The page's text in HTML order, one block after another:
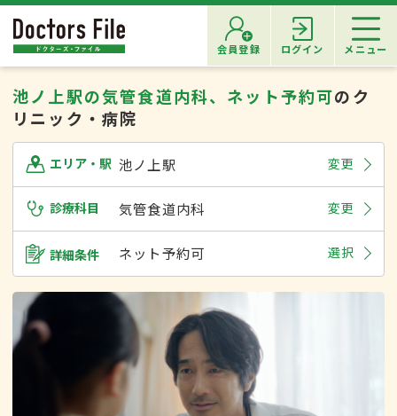
会員登録 ログイン メニュー
池ノ上駅の気管食道内科、ネット予約可のク
リニック・病院
エリア・駅 池ノ上駅 変更
診療科目 気管食道内科 変更
詳細条件 ネット予約可 選択